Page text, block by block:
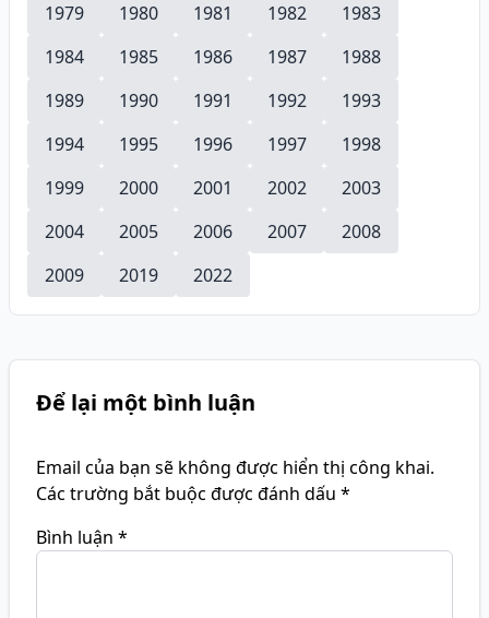
1979
1980 1981 1982
1983
1984
1985 1986 1987
1988
1989
1990 1991 1992
1993
1994
1995 1996 1997
1998
1999
2000 2001 2002
2003
2004
2005 2006 2007
2008
2009
2019 2022
Để lại một bình luận
Email của bạn sẽ không được hiển thị công khai.
Các trường bắt buộc được đánh dấu *
Bình luận *